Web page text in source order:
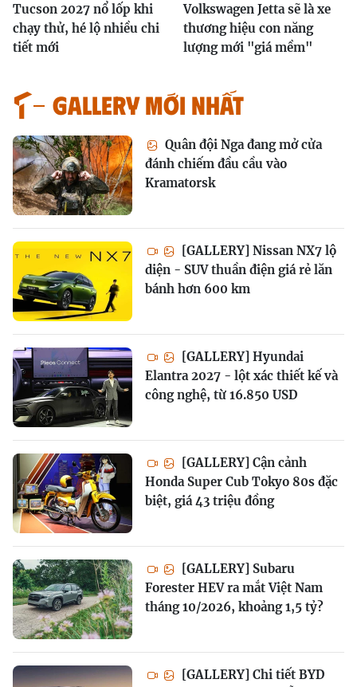
Tucson 2027 nổ lốp khi
chạy thử, hé lộ nhiều chi
tiết mới
Volkswagen Jetta sẽ là xe
thương hiệu con năng
lượng mới "giá mềm"
GALLERY MỚI NHẤT
Quân đội Nga đang mở cửa
đánh chiếm đầu cầu vào
Kramatorsk
[GALLERY] Nissan NX7 lộ
diện - SUV thuần điện giá rẻ lăn
bánh hơn 600 km
[GALLERY] Hyundai
Elantra 2027 - lột xác thiết kế và
công nghệ, từ 16.850 USD
[GALLERY] Cận cảnh
Honda Super Cub Tokyo 80s đặc
biệt, giá 43 triệu đồng
[GALLERY] Subaru
Forester HEV ra mắt Việt Nam
tháng 10/2026, khoảng 1,5 tỷ?
[GALLERY] Chi tiết BYD